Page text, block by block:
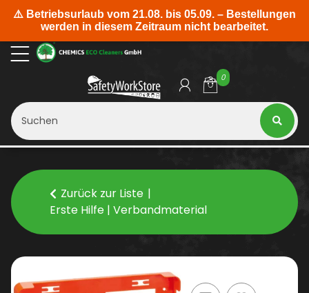
0
Zurück zur Liste
Erste Hilfe | Verbandmaterial